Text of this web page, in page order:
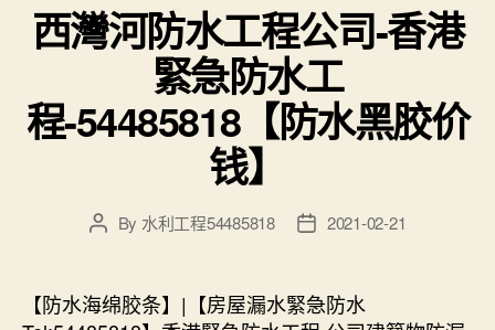
西灣河防水工程公司-香港
緊急防水工
程-54485818【防水黑胶价
钱】
PostBy 水利工程54485818
Post2021-02-21
【防水海绵胶条】|【房屋漏水緊急防水